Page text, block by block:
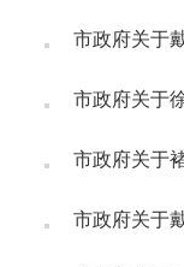
市政府关于
市政府关于
市政府关于
市政府关于